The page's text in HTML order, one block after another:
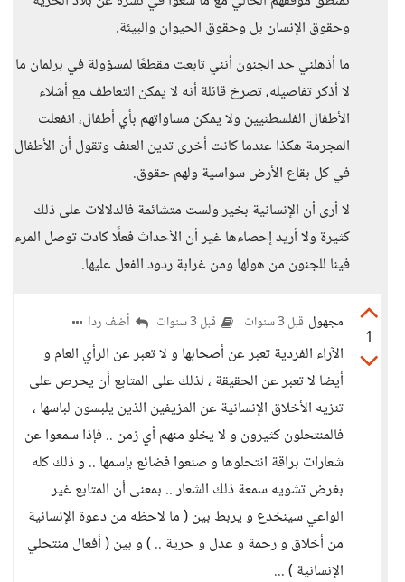
وحقوق الإنسان بل وحقوق الحيوان والبيئة.
ما أذهلني حد الجنون أنني تابعت مقطعًا لمسؤولة في برلمان ما
لا أذكر تفاصيله، تصرخ قائلة أنه لا يمكن التعاطف مع أشلاء
الأطفال الفلسطنيين ولا يمكن مساواتهم بأي أطفال، انفعلت
المجرمة هكذا عندما كانت أخرى تدين العنف وتقول أن الأطفال
في كل بقاع الأرض سواسية ولهم حقوق.
لا أرى أن الإنسانية بخير ولست متشائمة فالدلالات على ذلك
كثيرة ولا أريد إحصاءها غير أن الأحداث فعلًا كادت توصل المرء
فينا للجنون من هولها ومن غرابة ردود الفعل عليها.
1
مجهول قبل 3 سنوات قبل 3 سنوات أضف ردا
الآراء الفردية تعبر عن أصحابها و لا تعبر عن الرأي العام و
أيضا لا تعبر عن الحقيقة ، لذلك على المتابع أن يحرص على
تنزيه الأخلاق الإنسانية عن المزيفين الذين يلبسون لباسها ،
فالمنتحلون كثيرون و لا يخلو منهم أي زمن .. فإذا سمعوا عن
شعارات براقة انتحلوها و صنعوا فضائع بإسمها .. و ذلك كله
بغرض تشويه سمعة ذلك الشعار .. بمعنى أن المتابع غير
الواعي سينخدع و يربط بين ( ما لاحظه من دعوة الإنسانية
من أخلاق و رحمة و عدل و حرية .. ) و بين ( أفعال منتحلي
الإنسانية ) ...